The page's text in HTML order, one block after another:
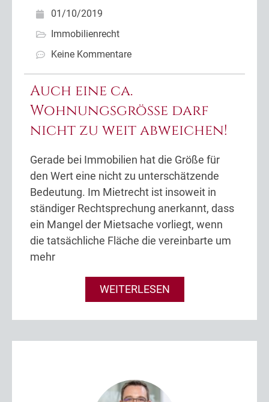
01/10/2019
Immobilienrecht
Keine Kommentare
Auch eine ca.
Wohnungsgröße darf
nicht zu weit abweichen!
Gerade bei Immobilien hat die Größe für
den Wert eine nicht zu unterschätzende
Bedeutung. Im Mietrecht ist insoweit in
ständiger Rechtsprechung anerkannt, dass
ein Mangel der Mietsache vorliegt, wenn
die tatsächliche Fläche die vereinbarte um
mehr
WEITERLESEN